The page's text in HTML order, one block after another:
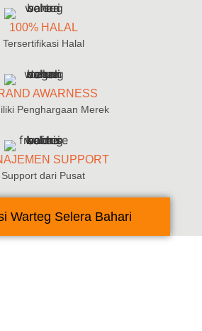
100% HALAL
Tersertifikasi Halal
AWARNESS
Penghargaan Merek
SUPPORT
Support dari Pusat
Warteg Selera Bahari